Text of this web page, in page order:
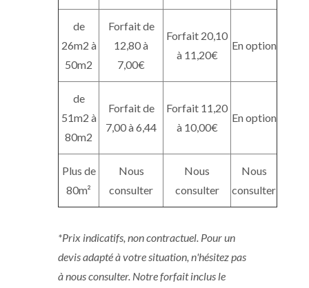
de
26m2 à
50m2
Forfait de
12,80 à
7,00€
Forfait 20,10
à 11,20€
En option
de
51m2 à
80m2
Forfait de
7,00 à 6,44
Forfait 11,20
à 10,00€
En option
Plus de
80m²
Nous
consulter
Nous
consulter
Nous
consulter
*Prix indicatifs, non contractuel. Pour un
devis adapté à votre situation, n'hésitez pas
à nous consulter. Notre forfait inclus le